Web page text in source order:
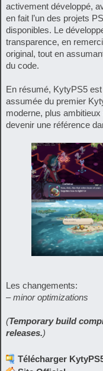
activement développé,
en fait l’un des projets
disponibles. Le
transparence, en
original, tout en
du code.
En résumé, KytyPS5
assumée du premier
moderne, plus
devenir une référence
Les changements:
– minor optimizations
(Temporary build
releases.)
Télécharger